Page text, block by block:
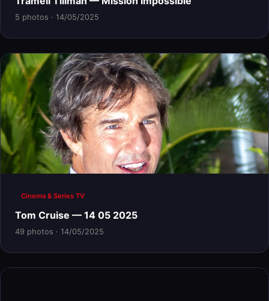
5 photos · 14/05/2025
Cinema & Series TV
Tom Cruise — 14 05 2025
49 photos · 14/05/2025